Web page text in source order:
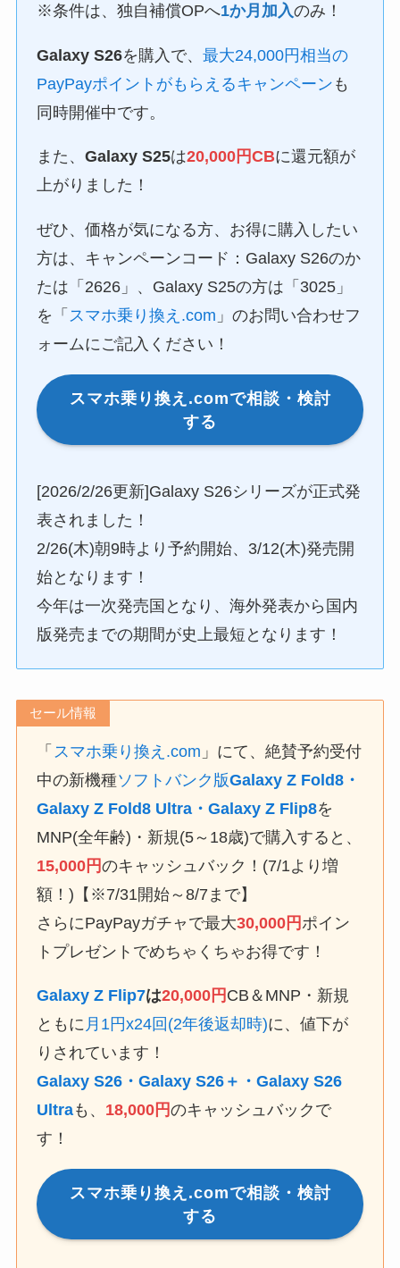
※条件は、独自補償OPへ1か月加入のみ！
Galaxy S26を購入で、最大24,000円相当の
PayPayポイントがもらえるキャンペーン も
同時開催中です。
また、Galaxy S25は20,000円CBに還元額が
上がりました！
ぜひ、価格が気になる方、お得に購入したい
方は、キャンペーンコード：Galaxy S26のか
たは「2626」、Galaxy S25の方は「3025」
を「 スマホ乗り換え.com 」のお問い合わせフ
ォームにご記入ください！
スマホ乗り換え.comで相談・検討
する
[2026/2/26更新]Galaxy S26シリーズが正式発
表されました！
2/26(木)朝9時より予約開始、3/12(木)発売開
始となります！
今年は一次発売国となり、海外発表から国内
版発売までの期間が史上最短となります！
セール情報
「 スマホ乗り換え.com 」にて、絶賛予約受付
中の新機種ソフトバンク版Galaxy Z Fold8・
Galaxy Z Fold8 Ultra・Galaxy Z Flip8を
MNP(全年齢)・新規(5～18歳)で購入すると、
15,000円のキャッシュバック！(7/1より増
額！)【※7/31開始～8/7まで】
さらにPayPayガチャで最大30,000円 ポイン
トプレゼントでめちゃくちゃお得です！
Galaxy Z Flip7は20,000円 CB＆MNP・新規
ともに 月1円x24回(2年後返却時)に、値下が
りされています！
Galaxy S26・Galaxy S26＋・Galaxy S26
Ultraも、 18,000円のキャッシュバックで
す！
スマホ乗り換え.comで相談・検討
する